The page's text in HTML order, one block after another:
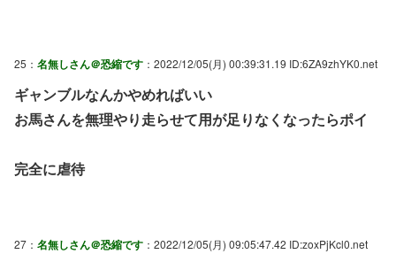
25： 名無しさん＠恐縮です ：2022/12/05(月) 00:39:31.19 ID:6ZA9zhYK0.net
ギャンブルなんかやめればいい
お馬さんを無理やり走らせて用が足りなくなったらポイ
完全に虐待
27： 名無しさん＠恐縮です ：2022/12/05(月) 09:05:47.42 ID:zoxPjKcl0.net